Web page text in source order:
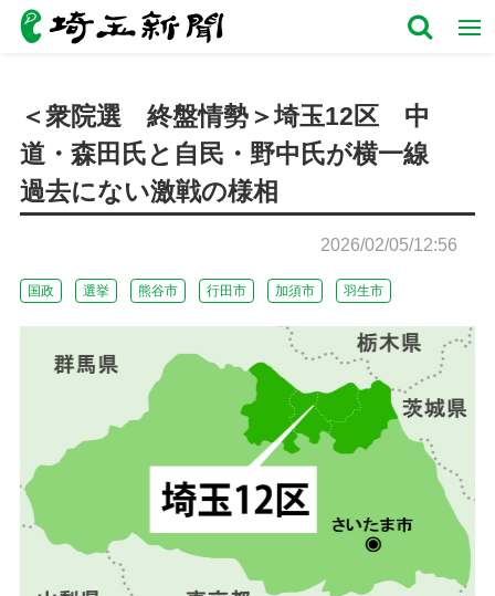
＜衆院選 終盤情勢＞埼玉12区 中
道・森田氏と自民・野中氏が横一線
過去にない激戦の様相
2026/02/05/12:56
国政 選挙 熊谷市 行田市 加須市 羽生市